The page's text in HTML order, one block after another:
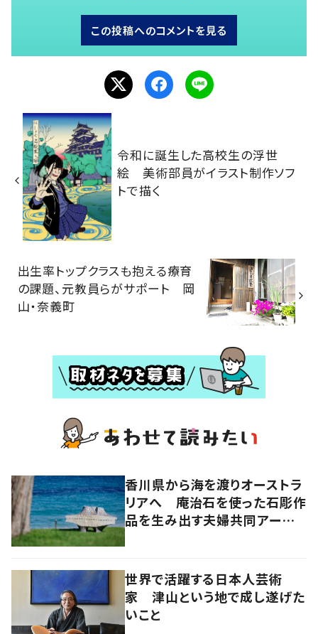
この投稿へのコメントを見る
令和に誕生した高校生の浮世
絵 美術部員がイラスト制作ソフ
トで描く
出生率トップクラスも抱える療育
の課題、元教員らがサポート 岡
山・奈義町
香川県から海を渡りオーストラ
リアへ 庵治石を使った石彫作
品を生み出す夫婦共同アーティ
世界で活躍する日本人芸術
家 津山という地で成し遂げた
いこと